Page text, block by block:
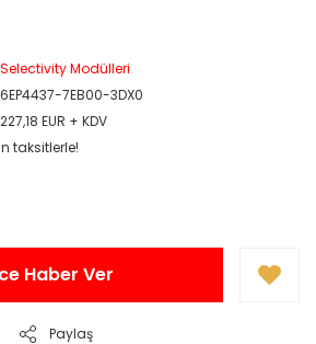
Selectivity Modülleri
6EP4437-7EB00-3DX0
227,18 EUR + KDV
taksitlerle!
Haber Ver
Paylaş